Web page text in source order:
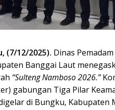
(7/12/2025). Dinas
Banggai Laut
“Sulteng Namboso 2026.”
gabungan Tiga Pilar
di Bungku, Kabupaten